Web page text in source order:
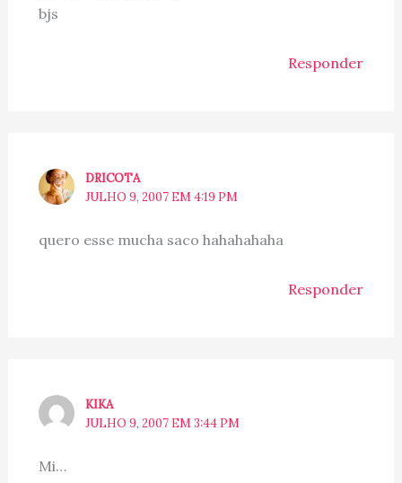
bjs
Responder
DRICOTA
JULHO 9, 2007 EM 4:19 PM
quero esse mucha saco hahahahaha
Responder
KIKA
JULHO 9, 2007 EM 3:44 PM
Mi…